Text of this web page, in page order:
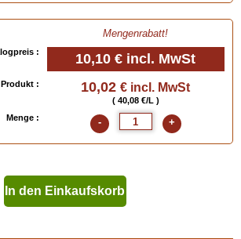
Mengenrabatt!
: 10,10 € incl. MwSt
: 10,02 € incl. MwSt
( 40,08 €/L )
Menge :
- +
In den Einkaufskorb